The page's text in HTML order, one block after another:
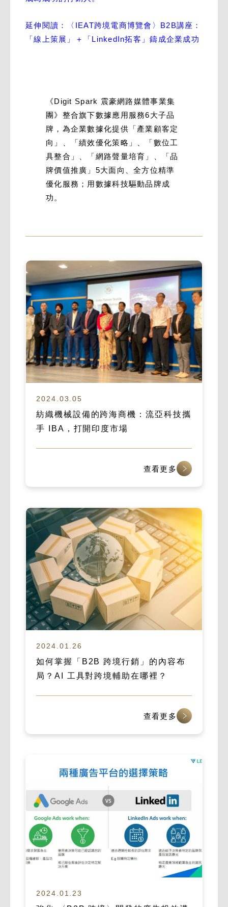
延伸閱讀：〈IEAT跨境電商博覽會〉B2B講座：
「線上策展」＋「LinkedIn拓客」鑄成企業成功
《Digit Spark 震豪網路媒體事業集
團》整合旗下數據應用服務6大子品
牌，為企業數據化提供「產業顧客定
向」、「績效優化策略」、「數位工
具整合」、「網路聲量培育」、「品
牌價值推廣」5大面向、全方位精準
優化服務；用數據科技驅動品牌成
功。
2024.03.05
紡織機械設備的跨海商機：流亞科技攜
手 IBA，打開印度市場
查看更多
2024.01.26
如何掌握「B2B 跨境行銷」的內容布
局？AI 工具對跨境輔助在哪裡？
查看更多
2024.01.23